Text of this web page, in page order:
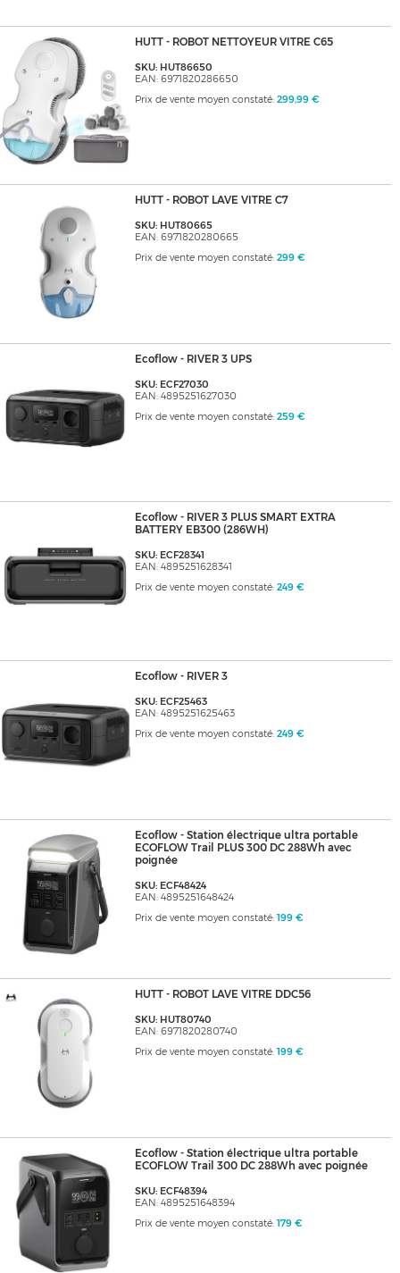
HUTT - ROBOT NETTOYEUR VITRE C65
SKU: HUT86650
EAN: 6971820286650
Prix de vente moyen constaté: 299,99 €
HUTT - ROBOT LAVE VITRE C7
SKU: HUT80665
EAN: 6971820280665
Prix de vente moyen constaté: 299 €
Ecoflow - RIVER 3 UPS
SKU: ECF27030
EAN: 4895251627030
Prix de vente moyen constaté: 259 €
Ecoflow - RIVER 3 PLUS SMART EXTRA
BATTERY EB300 (286WH)
SKU: ECF28341
EAN: 4895251628341
Prix de vente moyen constaté: 249 €
Ecoflow - RIVER 3
SKU: ECF25463
EAN: 4895251625463
Prix de vente moyen constaté: 249 €
Ecoflow - Station électrique ultra portable
ECOFLOW Trail PLUS 300 DC 288Wh avec
poignée
SKU: ECF48424
EAN: 4895251648424
Prix de vente moyen constaté: 199 €
HUTT - ROBOT LAVE VITRE DDC56
SKU: HUT80740
EAN: 6971820280740
Prix de vente moyen constaté: 199 €
Ecoflow - Station électrique ultra portable
ECOFLOW Trail 300 DC 288Wh avec poignée
SKU: ECF48394
EAN: 4895251648394
Prix de vente moyen constaté: 179 €